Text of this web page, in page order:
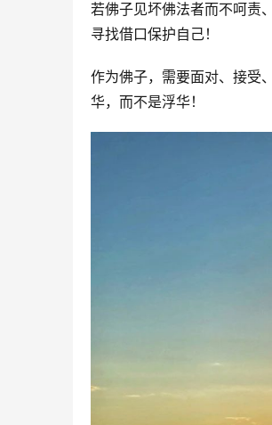
若佛子见坏佛法者而不呵责
寻找借口保护自己！
作为佛子，需要面对、接受
华，而不是浮华！